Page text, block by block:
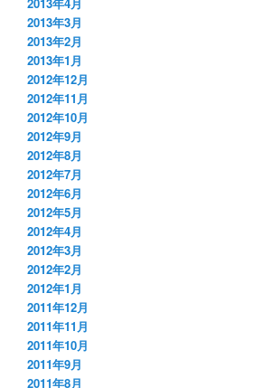
2013年4月
2013年3月
2013年2月
2013年1月
2012年12月
2012年11月
2012年10月
2012年9月
2012年8月
2012年7月
2012年6月
2012年5月
2012年4月
2012年3月
2012年2月
2012年1月
2011年12月
2011年11月
2011年10月
2011年9月
2011年8月